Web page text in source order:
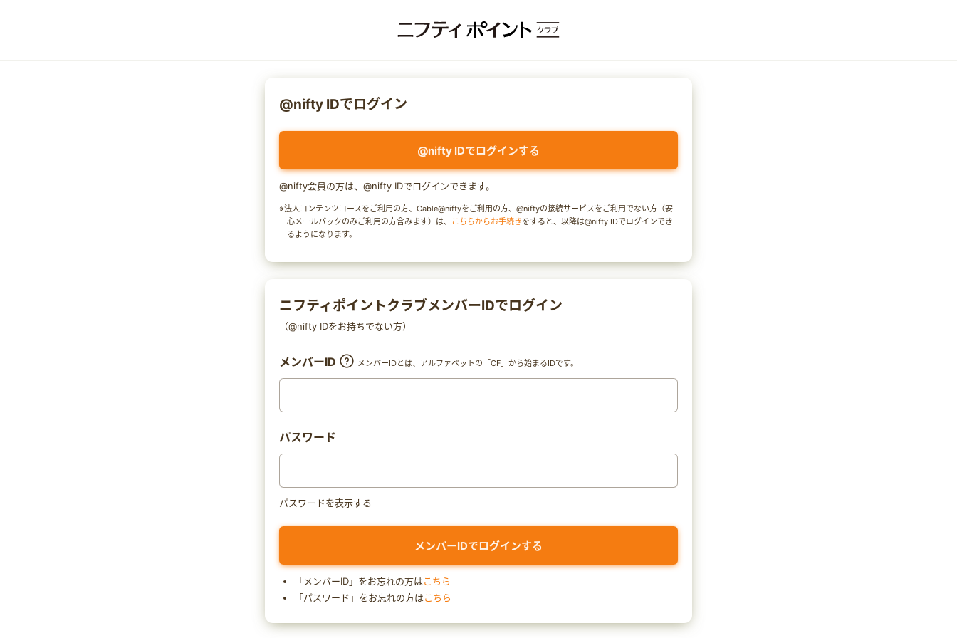
@nifty IDでログイン
@nifty IDでログインする
@nifty会員の方は、@nifty IDでログインできます。
※法人コンテンツコースをご利用の方、Cable@niftyをご利用の方、@niftyの接続サービスをご利用でない方（安
心メールパックのみご利用の方含みます）は、
こちらからお手続きをすると、以降は@nifty IDでログインでき
るようになります。
ニフティポイントクラブメンバーIDでログイン
（@nifty IDをお持ちでない方）
メンバーID メンバーIDとは、アルファベットの「CF」から始まるIDです。
パスワード
パスワードを表示する
「メンバーID」をお忘れの方はこちら
「パスワード」をお忘れの方はこちら